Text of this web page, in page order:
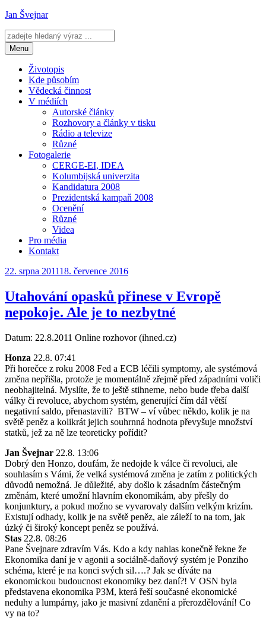
Přejít
obsahu
webu
Jan Švejnar
Menu
Životopis
Kde působím
Vědecká činnost
V médiích
Autorské články
Rozhovory a články v tisku
Rádio a televize
Různé
Fotogalerie
CERGE-EI, IDEA
Kolumbijská univerzita
Kandidatura 2008
Prezidentská kampaň 2008
Ocenění
Různé
Videa
Pro média
Kontakt
Publikováno:
22. srpna 201118. července 2016
Utahování opasků přinese v Evropě
nepokoje. Ale je to nezbytné
Datum: 22.8.2011 Online rozhovor (ihned.cz)
Honza 22.8. 07:41
Při horečce z roku 2008 Fed a ECB léčili symptomy, ale systémová
změna nepřišla, protože je momentálně zřejmě před západními voliči
neobhajitelná. Myslíte, že to ještě stihneme, nebo bude třeba další
války či revoluce, abychom systém, generující čím dál větší
negativní saldo, přenastavili? BTW – ví vůbec někdo, kolik je na
světě peněz a kolikrát jejich souhrnná hodnota převyšuje množství
statků, jež za ně lze teoreticky pořídit?
Jan Švejnar 22.8. 13:06
Dobrý den Honzo, doufám, že nedojde k válce či revoluci, ale
souhlasím s Vámi, že velká systémová změna je zatím z politických
důvodů nemožná. Je důležité, aby došlo k zásadním částečným
změnám, které umožní hlavním ekonomikám, aby přešly do
konjunktury, a pokud možno se vyvarovaly dalším velkým krizím.
Existují odhady, kolik je na světě peněz, ale záleží to na tom, jak
úzký či široký koncept peněz se používá.
Stas 22.8. 08:26
Pane Švejnare zdravím Vás. Kdo a kdy nahlas konečně řekne že
Ekonomika daní je v agonii a sociálně-daňový systém je Ponziho
schéma, které je na konci svých sil….? Jak se díváte na
ekonomickou budoucnost ekonomiky bez daní?! V OSN byla
představena ekonomika P3M, která řeší současné ekonomické
neduhy a lumpárny, jako je masivní zdanění a přerozdělování! Co
vy na to?